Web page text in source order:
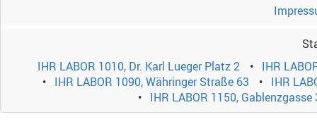
IHR LABOR 1010, Dr. Karl Lueger Platz 2
IHR
IHR LABOR 1090, Währinger Straße 63
IHR
IHR LABOR 1150, Gablenzgasse